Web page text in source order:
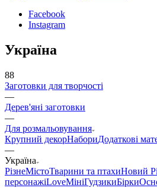
Facebook
Instagram
Україна
88
Заготовки для творчості
—
Дерев'яні заготовки
—
Для розмальовування
Крупний декорНабориДодаткові
—
Україна
РізнеМістоТварини та птахиНовий
персонажіLoveМініГудзикиБірки